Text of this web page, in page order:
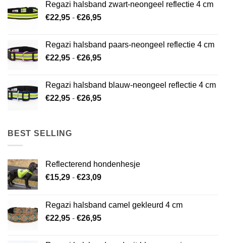
€26,95
Regazi halsband zwart-neongeel reflectie 4 cm
€22,95 - €26,95Prijsklasse:
€26,95
Regazi halsband paars-neongeel reflectie 4 cm
€22,95 - €26,95Prijsklasse:
€26,95
Regazi halsband blauw-neongeel reflectie 4 cm
€22,95 - €26,95Prijsklasse:
BEST SELLING
Reflecterend hondenhesje
€15,29 - €23,09Prijsklasse:
€23,09
Regazi halsband camel gekleurd 4 cm
€22,95 - €26,95Prijsklasse: